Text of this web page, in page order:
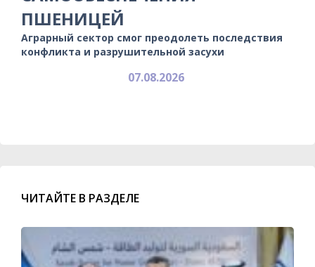
ПШЕНИЦЕЙ
Аграрный сектор смог преодолеть последствия
конфликта и разрушительной засухи
07.08.2026
ЧИТАЙТЕ В РАЗДЕЛЕ